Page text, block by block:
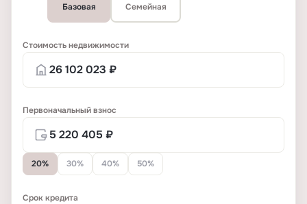
Базовая Семейная
Стоимость недвижимости
Первоначальный взнос
20% 30% 40% 50%
Срок кредита